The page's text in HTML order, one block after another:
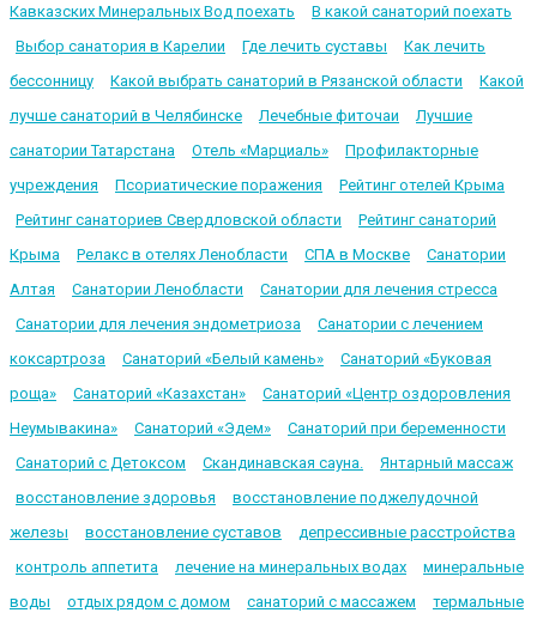
Кавказских Минеральных Вод поехать
В какой санаторий поехать
Выбор санатория в Карелии
Где лечить суставы
Как лечить
бессонницу
Какой выбрать санаторий в Рязанской области
Какой
лучше санаторий в Челябинске
Лечебные фиточаи
Лучшие
санатории Татарстана
Отель «Марциаль»
Профилакторные
учреждения
Псориатические поражения
Рейтинг отелей Крыма
Рейтинг санаториев Свердловской области
Рейтинг санаторий
Крыма
Релакс в отелях Ленобласти СПА в Москве
Санатории
Алтая
Санатории Ленобласти
Санатории для лечения стресса
Санатории для лечения эндометриоза
Санатории с лечением
коксартроза
Санаторий «Белый камень»
Санаторий «Буковая
роща»
Санаторий «Казахстан»
Санаторий «Центр оздоровления
Неумывакина»
Санаторий «Эдем»
Санаторий при беременности
Санаторий с Детоксом
Скандинавская сауна.
Янтарный массаж
восстановление здоровья
восстановление поджелудочной
железы
восстановление суставов
депрессивные расстройства
контроль аппетита
лечение на минеральных водах
минеральные
воды
отдых рядом с домом санаторий с массажем
термальные